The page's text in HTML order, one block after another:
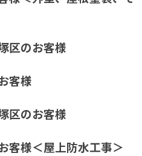
区のお客様
客様
区のお客様
客様＜屋上防水工事＞